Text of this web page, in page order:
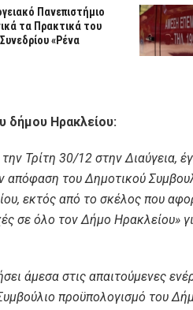
Πανεπιστήμιο
τα Πρακτικά του
«Ρένα
δήμου Ηρακλείου:
Τρίτη 30/12 στην Διαύγεια,
απόφαση του Δημοτικού
εκτός από το σκέλος που
σε όλο τον Δήμο Ηρακλείου»
άμεσα στις απαιτούμενες
προϋπολογισμό του